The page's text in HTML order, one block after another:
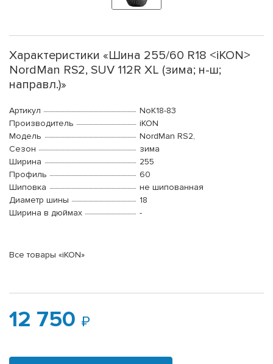
Характеристики «Шина 255/60 R18 <iKON>
NordMan RS2, SUV 112R XL (зима; н-ш;
направл.)»
Артикул
NoK18-83
Производитель
iKON
Модель
NordMan RS2,
Сезон
зима
Ширина
255
Профиль
60
Шиповка
не шипованная
Диаметр шины
18
Ширина в дюймах
-
Все товары «iKON»
12 750